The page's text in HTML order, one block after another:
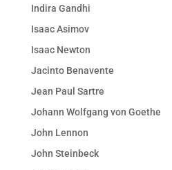
Indira Gandhi
Isaac Asimov
Isaac Newton
Jacinto Benavente
Jean Paul Sartre
Johann Wolfgang von Goethe
John Lennon
John Steinbeck